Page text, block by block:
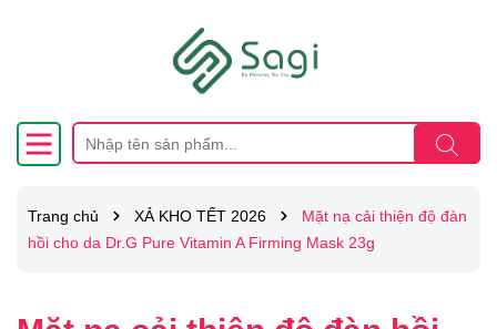
Trang chủ XẢ KHO TẾT 2026
Mặt nạ cải thiện độ đàn
hồi cho da Dr.G Pure Vitamin A Firming Mask 23g